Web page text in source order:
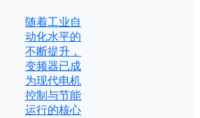
随着工业自
动化水平的
不断提升，
变频器已成
为现代电机
控制与节能
运行的核心